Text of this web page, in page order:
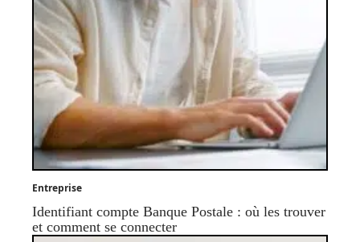
Entreprise
Identifiant compte Banque Postale : où les trouver
et comment se connecter